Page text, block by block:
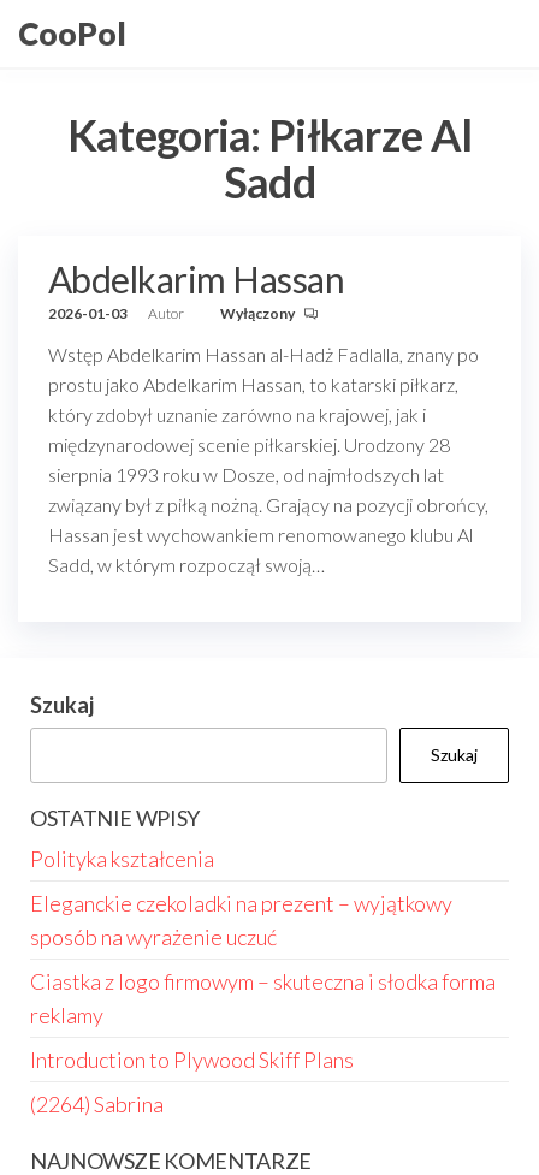
doCooPol
Kategoria: Piłkarze Al
Sadd
Abdelkarim Hassan
2026-01-03 Autor Wyłączony
Wstęp Abdelkarim Hassan al-Hadż Fadlalla, znany po
prostu jako Abdelkarim Hassan, to katarski piłkarz,
który zdobył uznanie zarówno na krajowej, jak i
międzynarodowej scenie piłkarskiej. Urodzony 28
sierpnia 1993 roku w Dosze, od najmłodszych lat
związany był z piłką nożną. Grający na pozycji obrońcy,
Hassan jest wychowankiem renomowanego klubu Al
Sadd, w którym rozpoczął swoją…
Szukaj
Szukaj
OSTATNIE WPISY
Polityka kształcenia
Eleganckie czekoladki na prezent – wyjątkowy
sposób na wyrażenie uczuć
Ciastka z logo firmowym – skuteczna i słodka forma
reklamy
Introduction to Plywood Skiff Plans
(2264) Sabrina
NAJNOWSZE KOMENTARZE